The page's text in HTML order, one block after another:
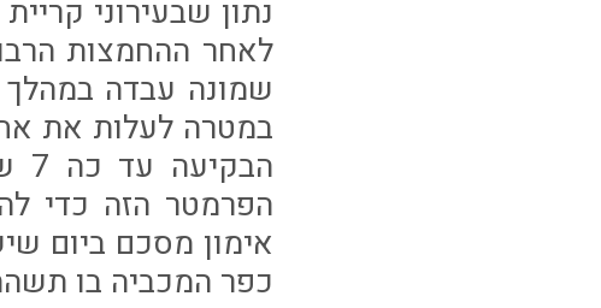
נתון שבעירוני
לאחר ההחמצות
שמונה עבדה במהלך
במטרה לעלות את
הפרמטר הזה כדי
אימון מסכם ביום
כפר המכביה בו